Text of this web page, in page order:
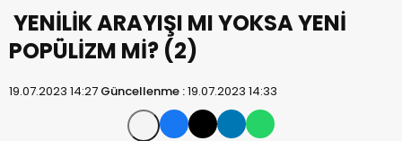
YENİLİK ARAYIŞI MI YOKSA YENİ
POPÜLİZM Mİ? (2)
19.07.2023 14:27 Güncellenme :19.07.2023 14:33